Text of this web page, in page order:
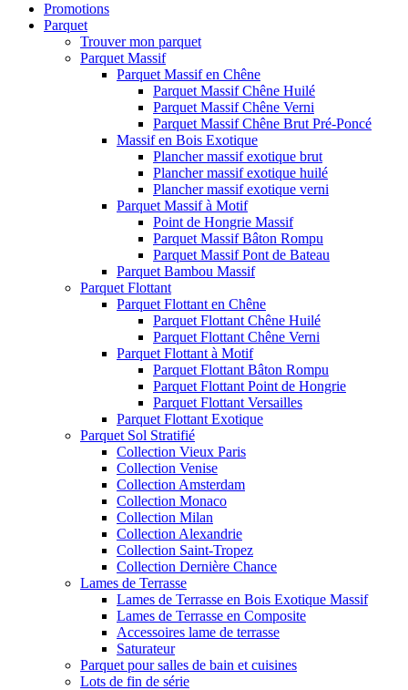
Promotions
Parquet
Trouver mon parquet
Parquet Massif
Parquet Massif en Chêne
Parquet Massif Chêne Huilé
Parquet Massif Chêne Verni
Parquet Massif Chêne Brut Pré-Poncé
Massif en Bois Exotique
Plancher massif exotique brut
Plancher massif exotique huilé
Plancher massif exotique verni
Parquet Massif à Motif
Point de Hongrie Massif
Parquet Massif Bâton Rompu
Parquet Massif Pont de Bateau
Parquet Bambou Massif
Parquet Flottant
Parquet Flottant en Chêne
Parquet Flottant Chêne Huilé
Parquet Flottant Chêne Verni
Parquet Flottant à Motif
Parquet Flottant Bâton Rompu
Parquet Flottant Point de Hongrie
Parquet Flottant Versailles
Parquet Flottant Exotique
Parquet Sol Stratifié
Collection Vieux Paris
Collection Venise
Collection Amsterdam
Collection Monaco
Collection Milan
Collection Alexandrie
Collection Saint-Tropez
Collection Dernière Chance
Lames de Terrasse
Lames de Terrasse en Bois Exotique Massif
Lames de Terrasse en Composite
Accessoires lame de terrasse
Saturateur
Parquet pour salles de bain et cuisines
Lots de fin de série